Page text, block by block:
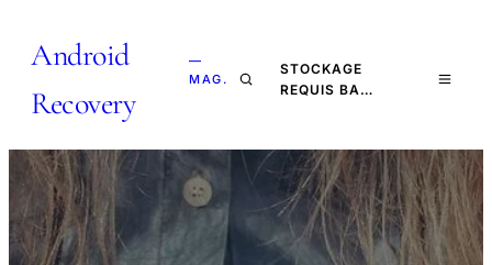
Android
Recovery
—
MAG.
STOCKAGE
REQUIS BA…